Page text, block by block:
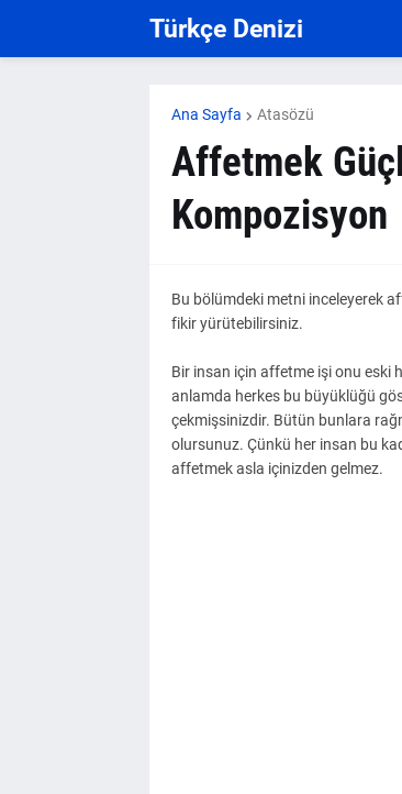
Türkçe Denizi
Ana Sayfa Atasözü
Affetmek
Kompozisyon
Bu bölümdeki metni inceleyerek
fikir yürütebilirsiniz.
Bir insan için affetme işi onu eski
anlamda herkes bu büyüklüğü
çekmişsinizdir. Bütün bunlara
olursunuz. Çünkü her insan bu
affetmek asla içinizden gelmez.